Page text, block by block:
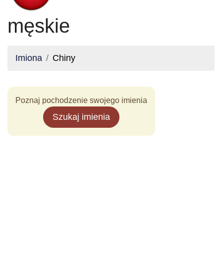
męskie
Imiona Chiny
Poznaj pochodzenie swojego imienia
Szukaj imienia